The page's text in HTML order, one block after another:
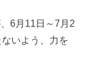
6月11日～7月2
いよう、力を